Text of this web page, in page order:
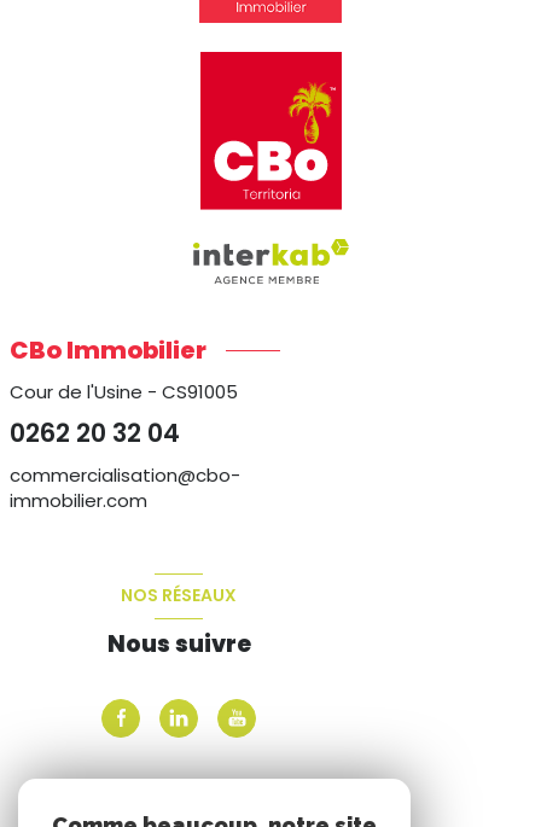
CBo Immobilier
Cour de l'Usine - CS91005
0262 20 32 04
commercialisation@cbo-
immobilier.com
NOS RÉSEAUX
Nous suivre